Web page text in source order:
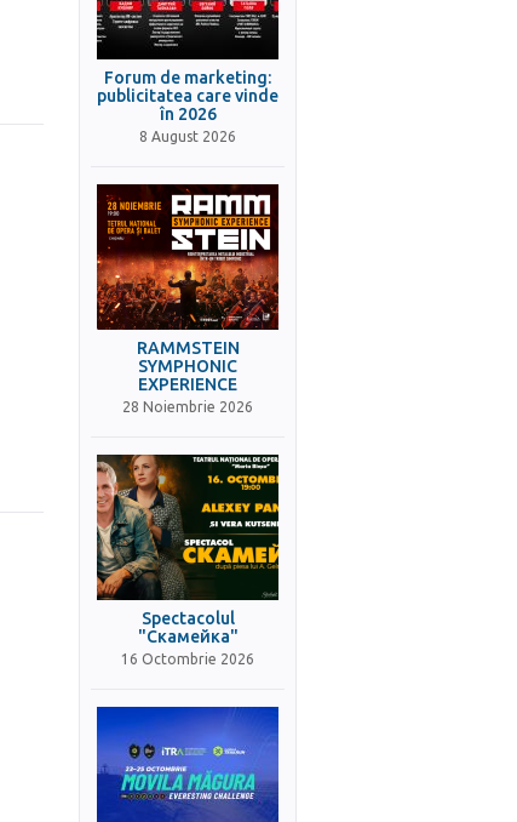
Forum de marketing:
publicitatea care vinde
în 2026
8 August 2026
RAMMSTEIN
SYMPHONIC
EXPERIENCE
28 Noiembrie 2026
Spectacolul
"Скамейка"
16 Octombrie 2026